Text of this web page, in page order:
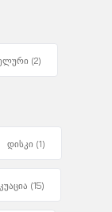
(2)
დისკი (1)
(15)